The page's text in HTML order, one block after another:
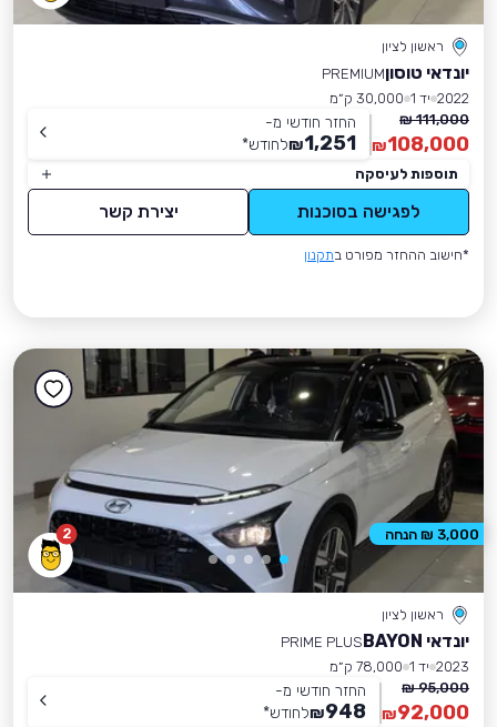
ראשון לציון
יונדאי טוסוןPREMIUM
2022 יד 1
30,000 ק״מ
111,000 ₪
108,000
₪
החזר חודשי מ-
1,251
₪לחודש*
תוספות לעיסקה
לפגישה בסוכנות יצירת קשר
*חישוב ההחזר מפורט בתקנון
2
ראשון לציון
יונדאי BAYON
PRIME PLUS
2023 יד 1
78,000 ק״מ
95,000 ₪
92,000
₪
החזר חודשי מ-
948
₪לחודש*
3,000 ₪ הנחה